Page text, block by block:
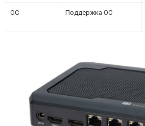
ОС Поддержка ОС